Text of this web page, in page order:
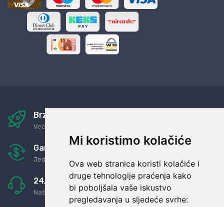
Mi koristimo kolačiće
Ova web stranica koristi kolačiće i
druge tehnologije praćenja kako
bi poboljšala vaše iskustvo
pregledavanja u sljedeće svrhe:
Brza i sigurna dostava
Već za nekoliko dana kod vas
Garancija u povrat novaca
Jednostavno pravilo: Roba za novac
24/7 odlična podrška
Naši agenti uvijek na raspolaganju